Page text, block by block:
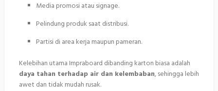
Media promosi atau signage.
Pelindung produk saat distribusi.
Partisi di area kerja maupun pameran.
Kelebihan utama Impraboard dibanding karton biasa adalah
daya tahan terhadap air dan kelembaban, sehingga lebih
awet dan tidak mudah rusak.